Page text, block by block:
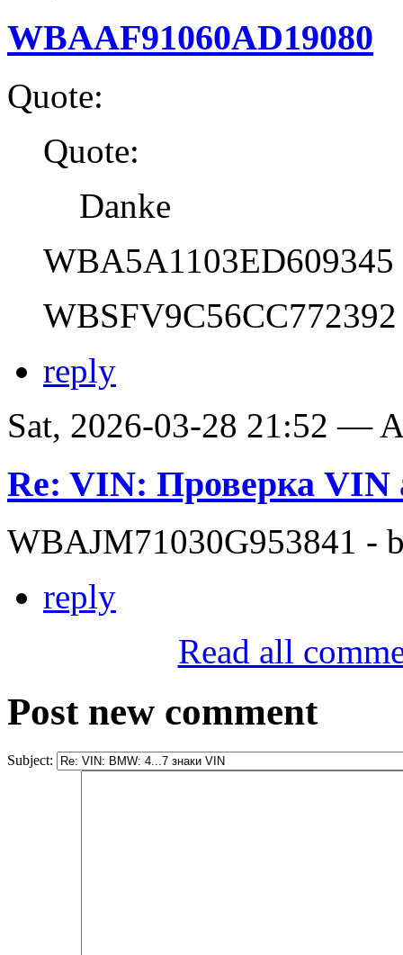
WBAAF91060AD19080
Quote:
Quote:
Danke
WBA5A1103ED609345
WBSFV9C56CC772392
reply
Sat, 2026-03-28 21:52 —
Re: VIN: Проверка VIN
WBAJM71030G953841 -
reply
Read all
Post new comment
Subject: